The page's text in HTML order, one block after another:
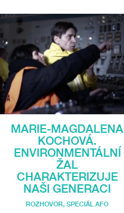
MARIE-MAGDALENA
KOCHOVÁ.
ENVIRONMENTÁLNÍ
ŽAL
CHARAKTERIZUJE
NAŠI GENERACI
ROZHOVOR, SPECIÁL AFO